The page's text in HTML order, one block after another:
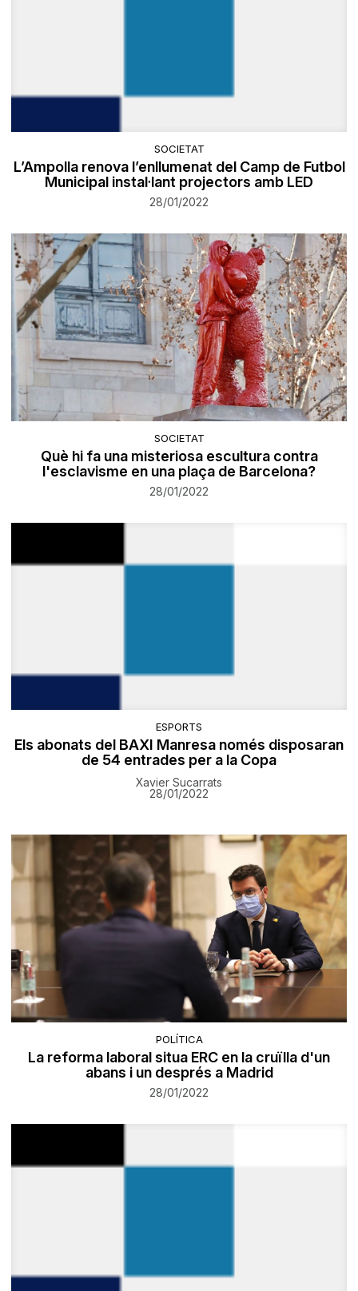
SOCIETAT
L’Ampolla renova l’enllumenat del Camp de Futbol
Municipal instal·lant projectors amb LED
28/01/2022
SOCIETAT
Què hi fa una misteriosa escultura contra
l'esclavisme en una plaça de Barcelona?
28/01/2022
ESPORTS
Els abonats del BAXI Manresa només disposaran
de 54 entrades per a la Copa
Xavier Sucarrats
28/01/2022
POLÍTICA
La reforma laboral situa ERC en la cruïlla d'un
abans i un després a Madrid
28/01/2022